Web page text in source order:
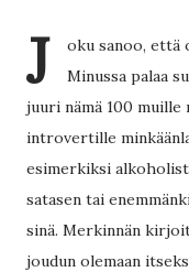
J
oku sanoo, että
Minussa palaa
juuri nämä 100 muille
introvertille
esimerkiksi
satasen tai
sinä. Merkinnän
joudun olemaan